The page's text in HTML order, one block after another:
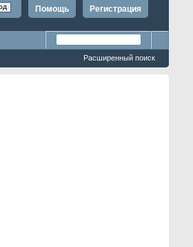
Регистрация
Помощь
Расширенный поиск